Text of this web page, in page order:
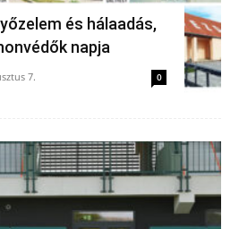
és hálaadás,
napja
7. 0